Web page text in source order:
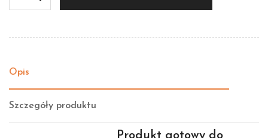
Opis
Szczegóły produktu
Produkt gotowy do